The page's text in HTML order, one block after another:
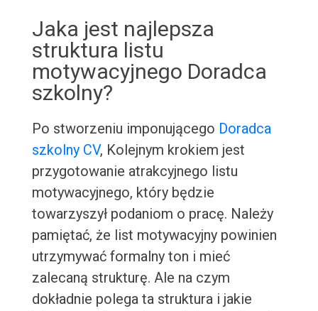
Jaka jest najlepsza
struktura listu
motywacyjnego Doradca
szkolny?
Po stworzeniu imponującego Doradca
szkolny CV, Kolejnym krokiem jest
przygotowanie atrakcyjnego listu
motywacyjnego, który będzie
towarzyszył podaniom o pracę. Należy
pamiętać, że list motywacyjny powinien
utrzymywać formalny ton i mieć
zalecaną strukturę. Ale na czym
dokładnie polega ta struktura i jakie